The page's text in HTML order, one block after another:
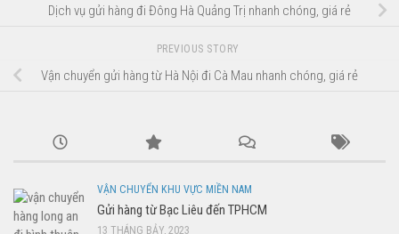
Dịch vụ gửi hàng đi Đông Hà Quảng Trị nhanh chóng, giá rẻ
PREVIOUS STORY
Vận chuyển gửi hàng từ Hà Nội đi Cà Mau nhanh chóng, giá rẻ
VẬN CHUYỂN KHU VỰC MIỀN NAM
Gửi hàng từ Bạc Liêu đến TPHCM
13 THÁNG BẢY, 2023